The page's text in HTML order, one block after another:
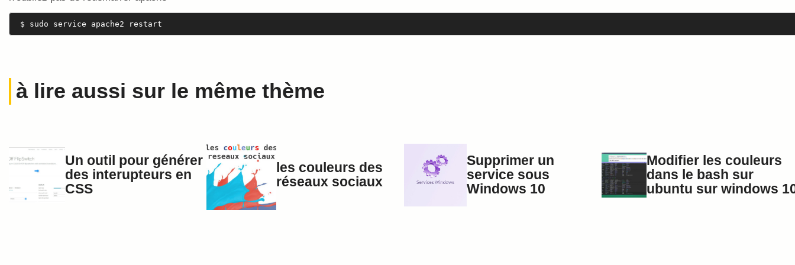
$ sudo service apache2 restart
à lire aussi sur le même thème
Un outil pour générer
des interupteurs en
CSS
les couleurs des
réseaux sociaux
Supprimer un
service sous
Windows 10
Modifier les couleurs
dans le bash sur
ubuntu sur windows